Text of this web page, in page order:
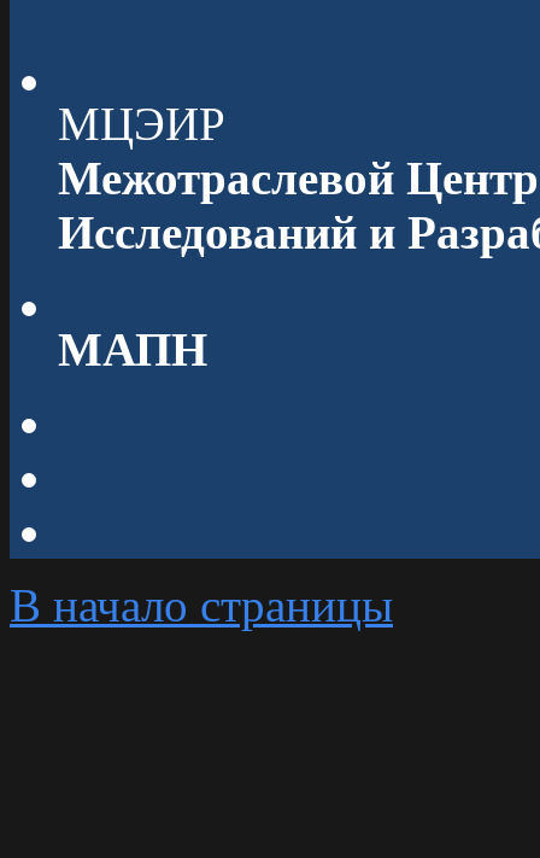
МЦЭИР
Межотраслевой
Исследований и
МАПН
В начало страницы